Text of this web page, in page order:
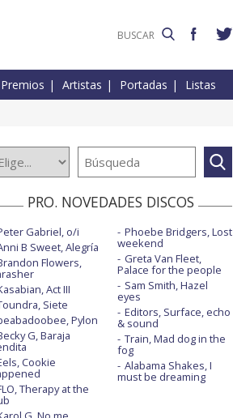
Premios Artistas Portadas Listas
PRO. NOVEDADES DISCOS
Gabriel, o/i
B Sweet, Alegría
Flowers,
Act III
Siete
Pylon
G, Baraja
Cookie
Therapy at the
Phoebe Bridgers, Lost
weekend
Greta Van Fleet,
Palace for the people
Sam Smith, Hazel
eyes
Editors, Surface, echo
& sound
Train, Mad dog in the
fog
Alabama Shakes, I
must be dreaming